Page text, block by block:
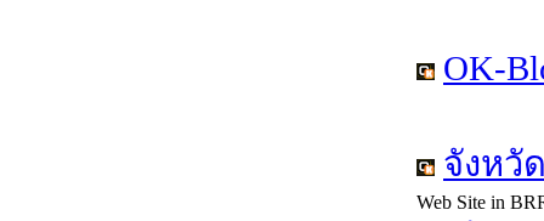
OK-
จังหวั
Web Site in